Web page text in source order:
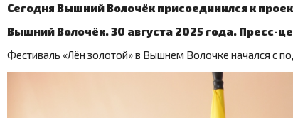
Сегодня Вышний Волочёк присоединился к
Вышний Волочёк. 30 августа 2025 года. Пресс-
Фестиваль «Лён золотой» в Вышнем Волочке начался с